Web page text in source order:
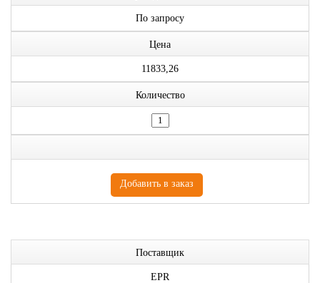
По запросу
Цена
11833,26
Количество
Поставщик
EPR